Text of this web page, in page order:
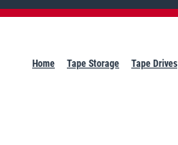
Home Tape Storage Tape Drives